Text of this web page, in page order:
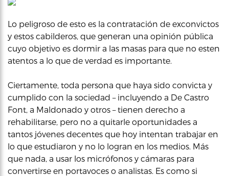
Lo peligroso de esto es la contratación de exconvictos
y estos cabilderos, que generan una opinión pública
cuyo objetivo es dormir a las masas para que no esten
atentos a lo que de verdad es importante.
Ciertamente, toda persona que haya sido convicta y
cumplido con la sociedad – incluyendo a De Castro
Font, a Maldonado y otros – tienen derecho a
rehabilitarse, pero no a quitarle oportunidades a
tantos jóvenes decentes que hoy intentan trabajar en
lo que estudiaron y no lo logran en los medios. Más
que nada, a usar los micrófonos y cámaras para
convertirse en portavoces o analistas. Es como si